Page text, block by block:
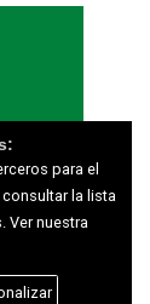
para el
la lista
Ver nuestra